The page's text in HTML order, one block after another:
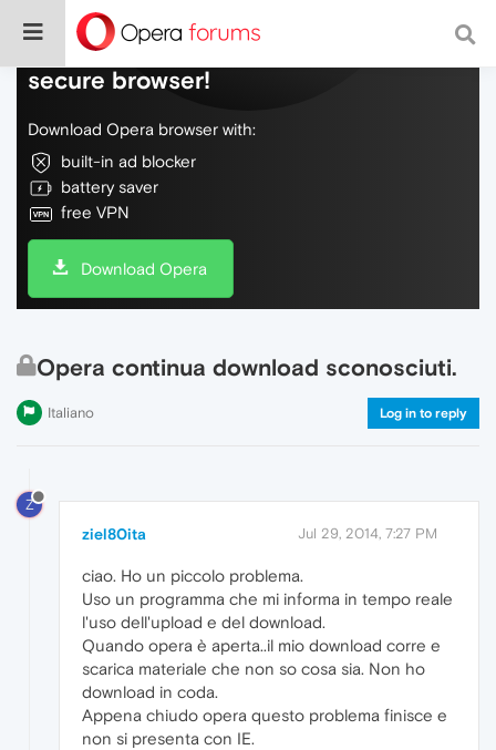
Do more on the web, with a fast and
secure browser!
Download Opera browser with:
built-in ad blocker
battery saver
free VPN
Download Opera
Opera continua download sconosciuti.
Italiano Log in to reply
Z
ziel80ita Jul 29, 2014, 7:27 PM
ciao. Ho un piccolo problema.
Uso un programma che mi informa in tempo reale
l'uso dell'upload e del download.
Quando opera è aperta..il mio download corre e
scarica materiale che non so cosa sia. Non ho
download in coda.
Appena chiudo opera questo problema finisce e
non si presenta con IE.